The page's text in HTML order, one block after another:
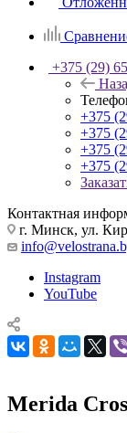
+375 (29)
+375
+375
+375
+375
Контактная
г. Минск, ул.
Instagram
YouTube
Merida